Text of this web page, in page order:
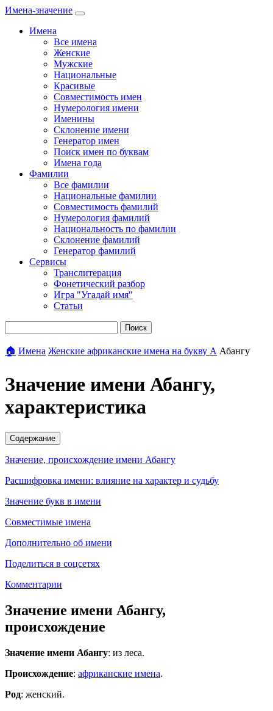
Имена-значение
Имена
Все имена
Женские
Мужские
Национальные
Красивые
Совместимость имен
Нумерология имени
Именины
Склонение имени
Генератор имен
Поиск имен по буквам
Имена года
Фамилии
Все фамилии
Национальные фамилии
Совместимость фамилий
Нумерология фамилий
Национальность по фамилии
Склонение фамилий
Генератор фамилий
Сервисы
Транслитерация
Фонетический разбор
Игра "Угадай имя"
Статьи
Поиск
🏠 Имена Женские африканские имена на букву А Абангу
Значение имени Абангу,
характеристика
Содержание
Значение, происхождение имени Абангу
Расшифровка имени: влияние на характер и судьбу
Значение букв в имени
Совместимые имена
Дополнительно об имени
Поделиться в соцсетях
Комментарии
Значение имени Абангу,
происхождение
Значение имени Абангу: из леса.
Происхождение: африканские имена.
Род: женский.